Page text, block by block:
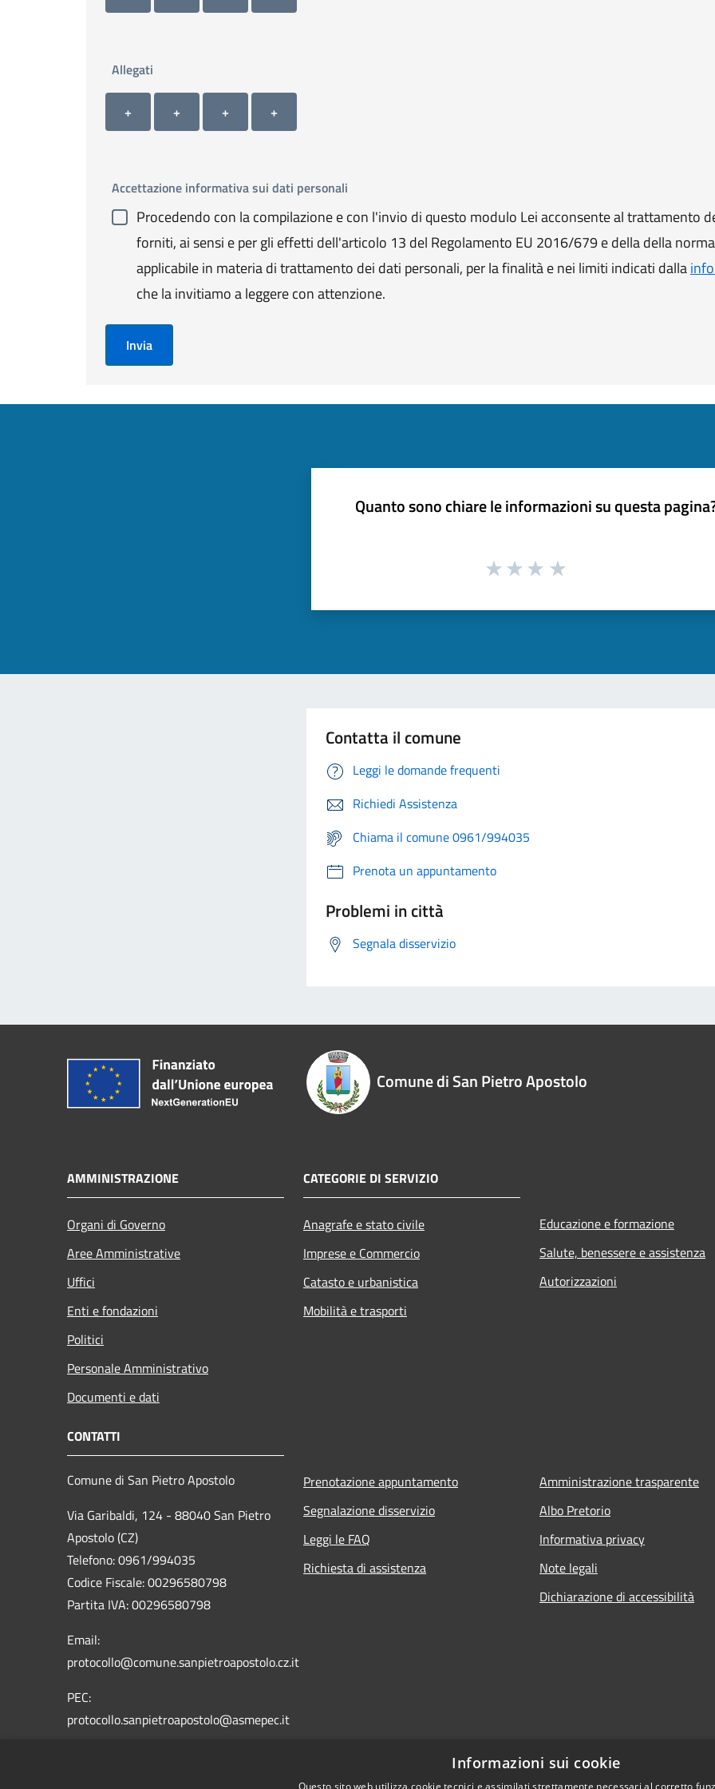
Allegati
Allegato 1
+
Allegato 2
+
Allegato 3
+
Allegato 4
+
Accettazione informativa sui dati personali
Procedendo con la compilazione e con l'invio di questo modulo Lei acconsente al trattamento
forniti, ai sensi e per gli effetti dell'articolo 13 del Regolamento EU 2016/679 e della della
applicabile in materia di trattamento dei dati personali, per la finalità e nei limiti indicati dalla
che la invitiamo a leggere con attenzione.
Invia
Quanto sono chiare le informazioni su questa
Contatta il comune
Leggi le domande frequenti
Richiedi Assistenza
Chiama il comune 0961/994035
Prenota un appuntamento
Problemi in città
Segnala disservizio
Comune di San Pietro Apostolo
AMMINISTRAZIONE
Organi di Governo
Aree Amministrative
Uffici
Enti e fondazioni
Politici
Personale Amministrativo
Documenti e dati
CATEGORIE DI SERVIZIO
Anagrafe e stato civile
Imprese e Commercio
Catasto e urbanistica
Mobilità e trasporti
Educazione e formazione
Salute, benessere e assistenza
Autorizzazioni
CONTATTI
Comune di San Pietro Apostolo
Via Garibaldi, 124 - 88040 San Pietro
Apostolo (CZ)
Telefono: 0961/994035
Codice Fiscale: 00296580798
Partita IVA: 00296580798
Email:
protocollo@comune.sanpietroapostolo.cz.it
PEC:
protocollo.sanpietroapostolo@asmepec.it
Prenotazione appuntamento
Segnalazione disservizio
Leggi le FAQ
Richiesta di assistenza
Amministrazione trasparente
Albo Pretorio
Informativa privacy
Note legali
Dichiarazione di accessibilità
Informazioni sui cookie
Questo sito web utilizza cookie tecnici e assimilati strettamente necessari al corretto